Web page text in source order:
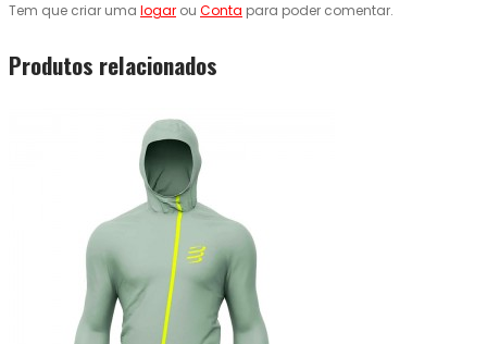
Tem que criar uma logar ou Conta para poder comentar.
Produtos relacionados